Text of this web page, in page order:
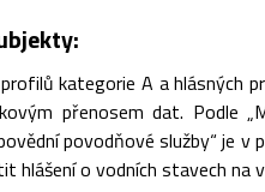
kategorie A a
přenosem dat. Podle
povodňové služby“ je
hlášení o vodních stavech